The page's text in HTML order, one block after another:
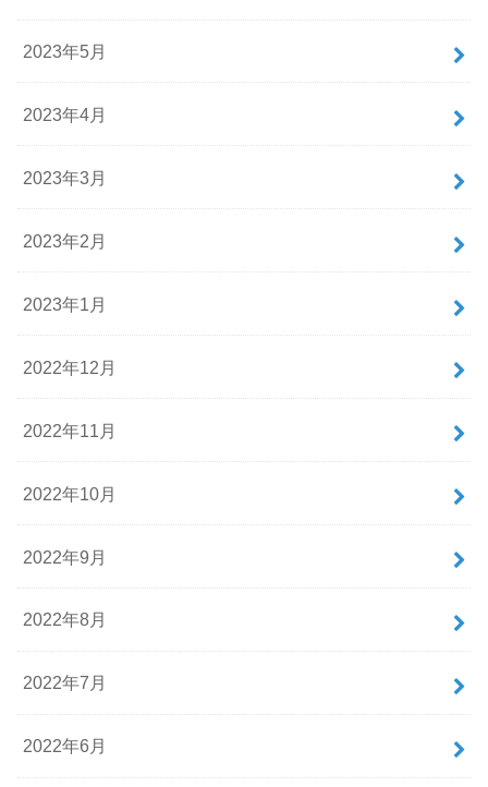
2023年5月
2023年4月
2023年3月
2023年2月
2023年1月
2022年12月
2022年11月
2022年10月
2022年9月
2022年8月
2022年7月
2022年6月